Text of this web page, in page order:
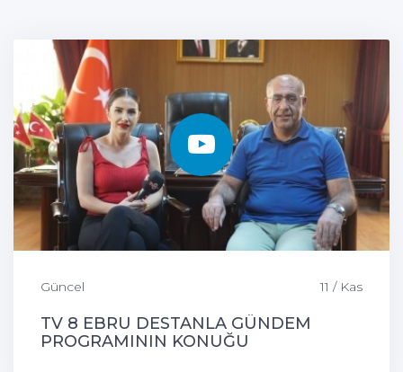
Güncel 11 / Kas
TV 8 EBRU DESTANLA GÜNDEM
PROGRAMININ KONUĞU